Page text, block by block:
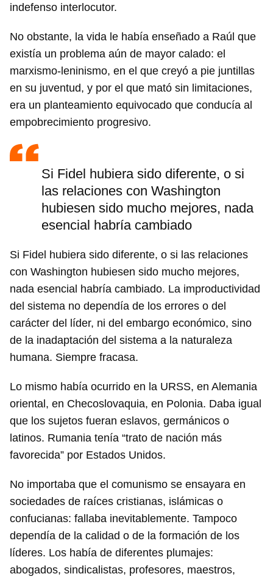
indefenso interlocutor.
No obstante, la vida le había enseñado a Raúl que
existía un problema aún de mayor calado: el
marxismo-leninismo, en el que creyó a pie juntillas
en su juventud, y por el que mató sin limitaciones,
era un planteamiento equivocado que conducía al
empobrecimiento progresivo.
Si Fidel hubiera sido diferente, o si
las relaciones con Washington
hubiesen sido mucho mejores, nada
esencial habría cambiado
Si Fidel hubiera sido diferente, o si las relaciones
con Washington hubiesen sido mucho mejores,
nada esencial habría cambiado. La improductividad
del sistema no dependía de los errores o del
carácter del líder, ni del embargo económico, sino
de la inadaptación del sistema a la naturaleza
humana. Siempre fracasa.
Lo mismo había ocurrido en la URSS, en Alemania
oriental, en Checoslovaquia, en Polonia. Daba igual
que los sujetos fueran eslavos, germánicos o
latinos. Rumania tenía “trato de nación más
favorecida” por Estados Unidos.
No importaba que el comunismo se ensayara en
sociedades de raíces cristianas, islámicas o
confucianas: fallaba inevitablemente. Tampoco
dependía de la calidad o de la formación de los
líderes. Los había de diferentes plumajes:
abogados, sindicalistas, profesores, maestros,